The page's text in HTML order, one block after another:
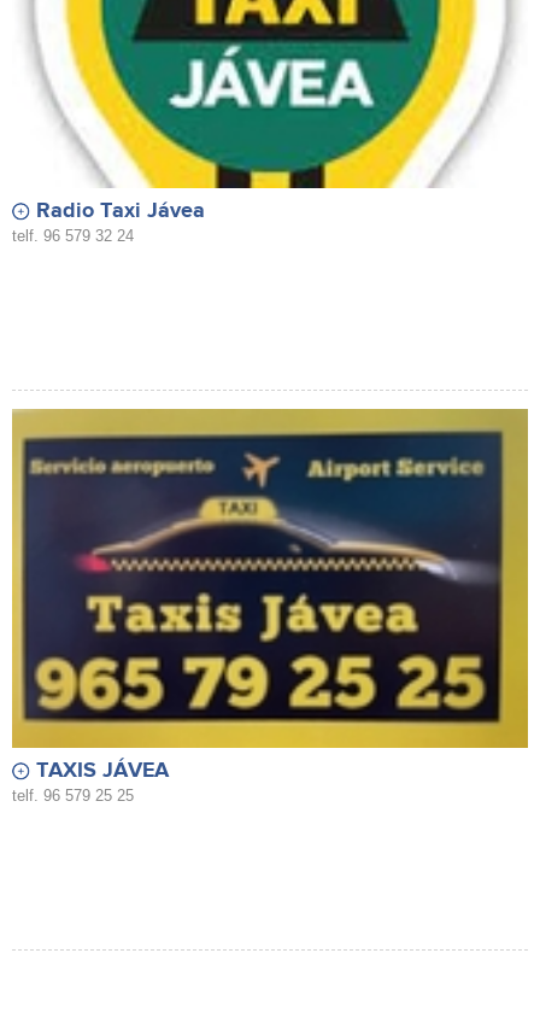
Radio Taxi Jávea
telf. 96 579 32 24
TAXIS JÁVEA
telf. 96 579 25 25